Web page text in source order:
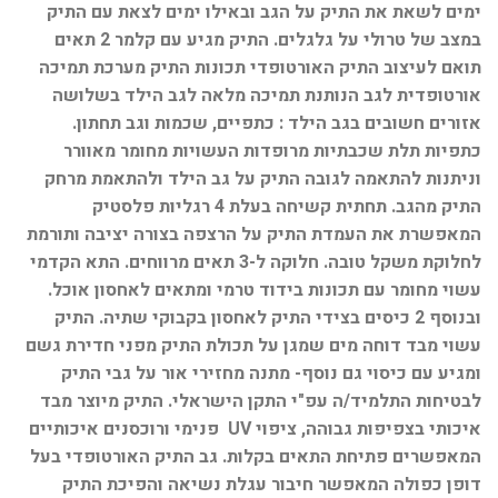
ימים לשאת את התיק על הגב ובאילו ימים לצאת עם התיק
במצב של טרולי על גלגלים. התיק מגיע עם קלמר 2 תאים
תואם לעיצוב התיק האורטופדי תכונות התיק מערכת תמיכה
אורטופדית לגב הנותנת תמיכה מלאה לגב הילד בשלושה
אזורים חשובים בגב הילד : כתפיים, שכמות וגב תחתון.
כתפיות תלת שכבתיות מרופדות העשויות מחומר מאוורר
וניתנות להתאמה לגובה התיק על גב הילד ולהתאמת מרחק
התיק מהגב. תחתית קשיחה בעלת 4 רגליות פלסטיק
המאפשרת את העמדת התיק על הרצפה בצורה יציבה ותורמת
לחלוקת משקל טובה. חלוקה ל-3 תאים מרווחים. התא הקדמי
עשוי מחומר עם תכונות בידוד טרמי ומתאים לאחסון אוכל.
ובנוסף 2 כיסים בצידי התיק לאחסון בקבוקי שתיה. התיק
עשוי מבד דוחה מים שמגן על תכולת התיק מפני חדירת גשם
ומגיע עם כיסוי גם נוסף- מתנה מחזירי אור על גבי התיק
לבטיחות התלמיד/ה עפ"י התקן הישראלי. התיק מיוצר מבד
איכותי בצפיפות גבוהה, ציפוי UV פנימי ורוכסנים איכותיים
המאפשרים פתיחת התאים בקלות. גב התיק האורטופדי בעל
דופן כפולה המאפשר חיבור עגלת נשיאה והפיכת התיק